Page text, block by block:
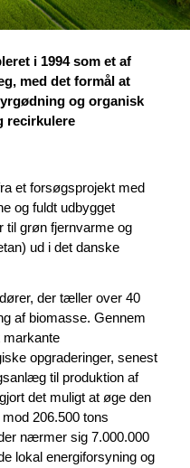
i 1994 som et af
med det formål at
og organisk
recirkulere
et forsøgsprojekt med
og fuldt udbygget
til grøn fjernvarme og
ud i det danske
der tæller over 40
af biomasse. Gennem
markante
opgraderinger, senest
til produktion af
det muligt at øge den
206.500 tons
nærmer sig 7.000.000
lokal energiforsyning og